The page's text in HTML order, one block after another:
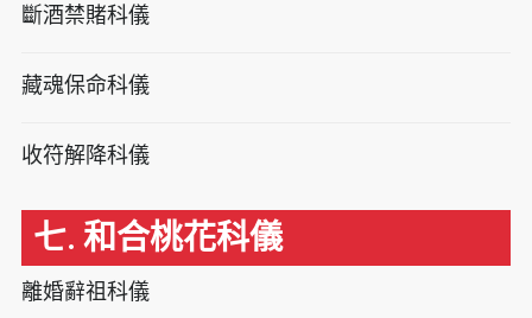
斷酒禁賭科儀
藏魂保命科儀
收符解降科儀
七. 和合桃花科儀
離婚辭祖科儀